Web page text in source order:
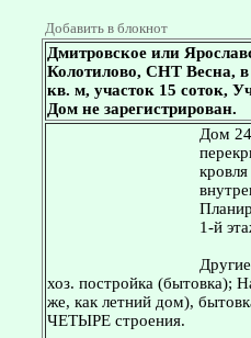
Добавить в блокнот
Дмитровское или
Колотилово, СНТ Весна,
кв. м, участок 15 соток,
Дом не зарегистрирован.
Дом
1-й
хоз. постройка
же, как летний дом),
ЧЕТЫРЕ строения.